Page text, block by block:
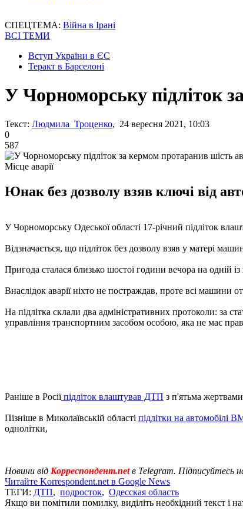
СПЕЦТЕМА: Війна в Ірані
ВСІ ТЕМИ
Вступ України в ЄС
Теракт в Барселоні
У Чорноморську підліток
Текст: Людмила Троценко, 24 вересня 2021, 10:03
0
587
Місце аварії
Юнак без дозволу взяв ключі від
У Чорноморську Одеської області 17-річний підліток
Відзначається, що підліток без дозволу взяв у матері
Пригода сталася близько шостої години вечора на одній
Внаслідок аварії ніхто не постраждав, проте всі машини
На підлітка склали два адміністративних протоколи: за
управління транспортним засобом особою, яка не має
Раніше в Росіїпідліток влаштував ДТП з п'ятьма
Пізніше в Миколаївській області підлітки на автомобілі
однолітки,
Новини від Корреспондент.netв Telegram. Підписуйтесь
Читайте Korrespondent.net в Google News
ТЕГИ: ДТП, подросток, Одесская область
Якщо ви помітили помилку, виділіть необхідний текст і